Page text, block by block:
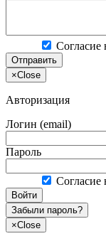
Согласие
Отправить
×Close
Авторизация
Логин (email)
Пароль
Согласие
Войти
Забыли пароль?
×Close